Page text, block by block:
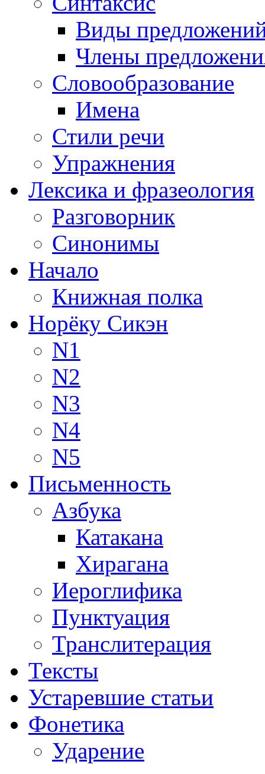
Виды
Члены
Словообразование
Имена
Стили речи
Упражнения
Лексика и фразеология
Разговорник
Синонимы
Начало
Книжная полка
Норёку Сикэн
N1
N2
N3
N4
N5
Письменность
Азбука
Катакана
Хирагана
Иероглифика
Пунктуация
Транслитерация
Тексты
Устаревшие статьи
Фонетика
Ударение